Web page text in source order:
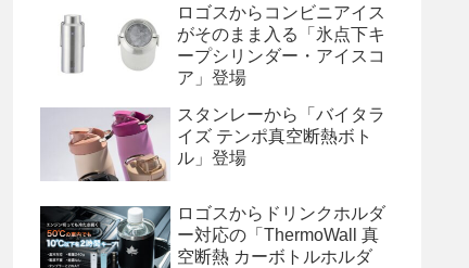
ロゴスからコンビニアイス
がそのまま入る「氷点下キ
ープシリンダー・アイスコ
ア」登場
スタンレーから「バイタラ
イズ テンポ真空断熱ボト
ル」登場
ロゴスからドリンクホルダ
ー対応の「ThermoWall 真
空断熱 カーボトルホルダ